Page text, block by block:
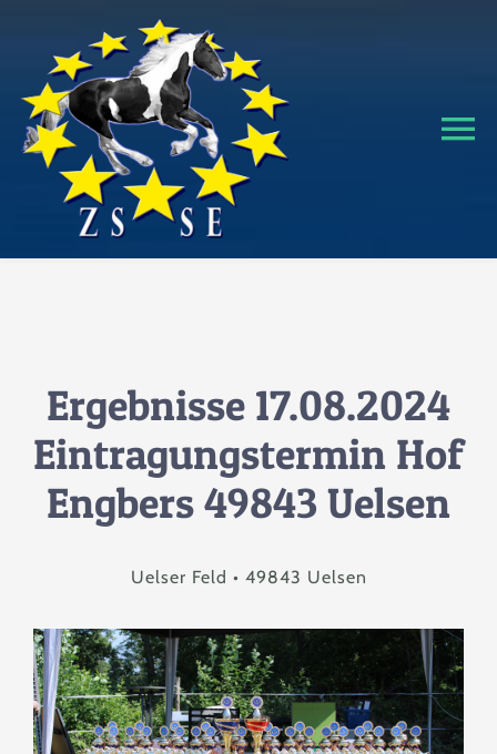
springen
Home
Verkaufspferde
Zucht
Berichte & News
Service
Kontakt
Ergebnisse 17.08.2024
Eintragungstermin Hof
Engbers 49843 Uelsen
Uelser Feld • 49843 Uelsen